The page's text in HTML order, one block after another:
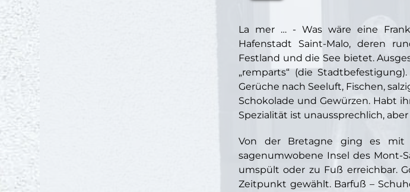
La mer … - Was wäre eine
Hafenstadt Saint-Malo, deren
Festland und die See bietet.
„remparts“ (die
Gerüche nach Seeluft, Fischen,
Schokolade und Gewürzen. Habt
Spezialität ist unaussprechlich,
Von der Bretagne ging es mit
sagenumwobene Insel des Mont-
umspült oder zu Fuß erreichbar.
Zeitpunkt gewählt. Barfuß –